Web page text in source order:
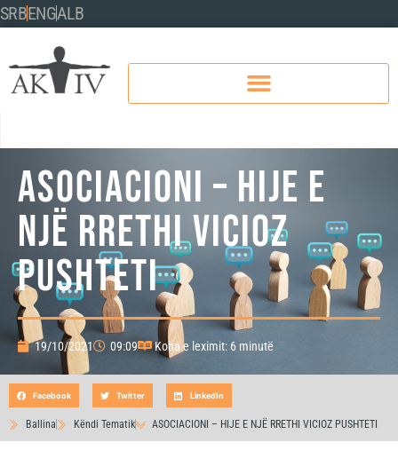
SRBENGALB
ASOCIACIONI – HIJE E
NJË RRETHI VICIOZ
PUSHTETI
19/10/2021 09:09 Koha e leximit: 6 minutë
Ballina Këndi Tematik ASOCIACIONI – HIJE E NJË RRETHI VICIOZ PUSHTETI
Facebook Twitter LinkedIn